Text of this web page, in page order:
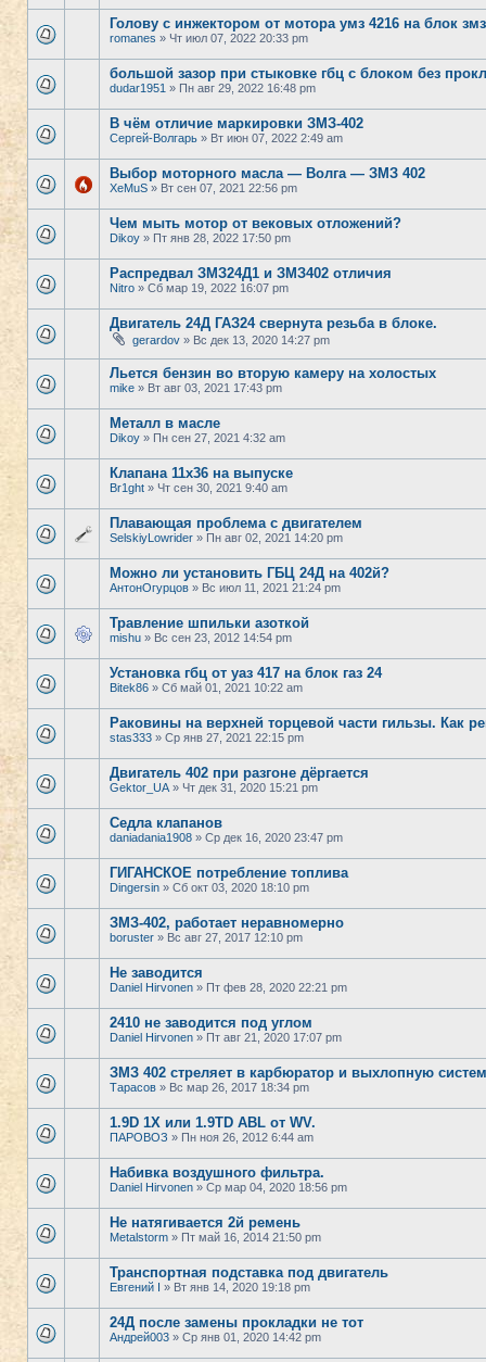
Голову с инжектором от мотора умз 4216 на блок
romanes » Чт июл 07, 2022 20:33 pm
большой зазор при стыковке гбц с блоком без
dudar1951 » Пн авг 29, 2022 16:48 pm
В чём отличие маркировки ЗМЗ-402
Сергей-Волгарь » Вт июн 07, 2022 2:49 am
Выбор моторного масла — Волга — ЗМЗ 402
XeMuS » Вт сен 07, 2021 22:56 pm
Чем мыть мотор от вековых отложений?
Dikoy » Пт янв 28, 2022 17:50 pm
Распредвал ЗМЗ24Д1 и ЗМЗ402 отличия
Nitro » Сб мар 19, 2022 16:07 pm
Двигатель 24Д ГАЗ24 свернута резьба в блоке.
gerardov » Вс дек 13, 2020 14:27 pm
Льется бензин во вторую камеру на холостых
mike » Вт авг 03, 2021 17:43 pm
Металл в масле
Dikoy » Пн сен 27, 2021 4:32 am
Клапана 11х36 на выпуске
Br1ght » Чт сен 30, 2021 9:40 am
Плавающая проблема с двигателем
SelskiyLowrider » Пн авг 02, 2021 14:20 pm
Можно ли установить ГБЦ 24Д на 402й?
АнтонОгурцов » Вс июл 11, 2021 21:24 pm
Травление шпильки азоткой
mishu » Вс сен 23, 2012 14:54 pm
Установка гбц от уаз 417 на блок газ 24
Bitek86 » Сб май 01, 2021 10:22 am
Раковины на верхней торцевой части гильзы. Как
stas333 » Ср янв 27, 2021 22:15 pm
Двигатель 402 при разгоне дёргается
Gektor_UA » Чт дек 31, 2020 15:21 pm
Седла клапанов
daniadania1908 » Ср дек 16, 2020 23:47 pm
ГИГАНСКОЕ потребление топлива
Dingersin » Сб окт 03, 2020 18:10 pm
ЗМЗ-402, работает неравномерно
boruster » Вс авг 27, 2017 12:10 pm
Не заводится
Daniel Hirvonen » Пт фев 28, 2020 22:21 pm
2410 не заводится под углом
Daniel Hirvonen » Пт авг 21, 2020 17:07 pm
ЗМЗ 402 стреляет в карбюратор и выхлопную
Тарасов » Вс мар 26, 2017 18:34 pm
1.9D 1X или 1.9TD ABL от WV.
ПАРОВОЗ » Пн ноя 26, 2012 6:44 am
Набивка воздушного фильтра.
Daniel Hirvonen » Ср мар 04, 2020 18:56 pm
Не натягивается 2й ремень
Metalstorm » Пт май 16, 2014 21:50 pm
Транспортная подставка под двигатель
Евгений I » Вт янв 14, 2020 19:18 pm
24Д после замены прокладки не тот
Андрей003 » Ср янв 01, 2020 14:42 pm